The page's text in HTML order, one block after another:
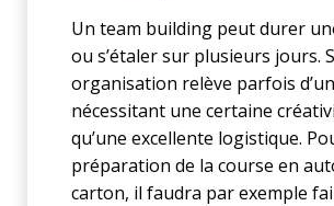
Un team building peut durer
ou s’étaler sur plusieurs jours.
organisation relève parfois
nécessitant une certaine
qu’une excellente logistique.
préparation de la course en
carton, il faudra par exemple